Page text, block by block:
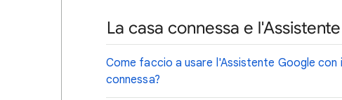
La casa connessa e
Come faccio a usare l'Assistente Google con
connessa?